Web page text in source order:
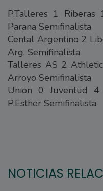
P.Talleres 1
Parana Semifinalista
Cental Argentino 2
Arg. Semifinalista
Talleres AS 2
Arroyo Semifinalista
Union 0 Juventud
P.Esther Semifinalista
NOTICIAS